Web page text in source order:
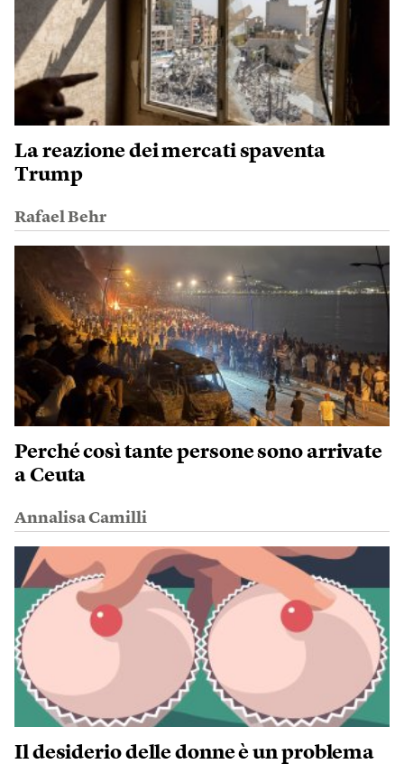
La reazione dei mercati spaventa
Trump
Rafael Behr
Perché così tante persone sono arrivate
a Ceuta
Annalisa Camilli
Il desiderio delle donne è un problema